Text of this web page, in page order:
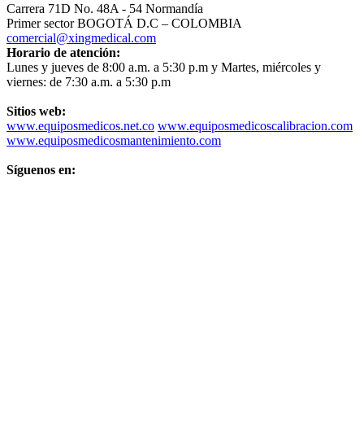
Carrera 71D No. 48A - 54 Normandía
Primer sector BOGOTÁ D.C – COLOMBIA
comercial@xingmedical.com
Horario de atención:
Lunes y jueves de 8:00 a.m. a 5:30 p.m y Martes, miércoles y
viernes: de 7:30 a.m. a 5:30 p.m
Sitios web:
www.equiposmedicos.net.co www.equiposmedicoscalibracion.com
www.equiposmedicosmantenimiento.com
Síguenos en: